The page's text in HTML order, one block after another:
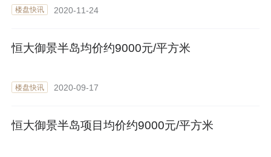
楼盘快讯 2020-11-24
恒大御景半岛均价约9000元/平方米
楼盘快讯 2020-09-17
恒大御景半岛项目均价约9000元/平方米